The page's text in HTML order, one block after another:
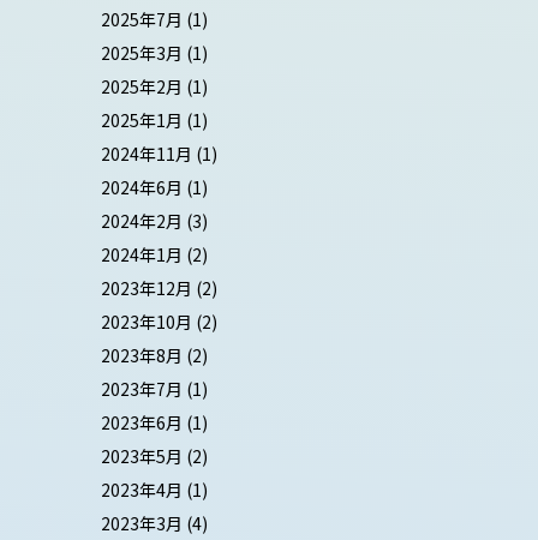
2025年7月 (1)
2025年3月 (1)
2025年2月 (1)
2025年1月 (1)
2024年11月 (1)
2024年6月 (1)
2024年2月 (3)
2024年1月 (2)
2023年12月 (2)
2023年10月 (2)
2023年8月 (2)
2023年7月 (1)
2023年6月 (1)
2023年5月 (2)
2023年4月 (1)
2023年3月 (4)